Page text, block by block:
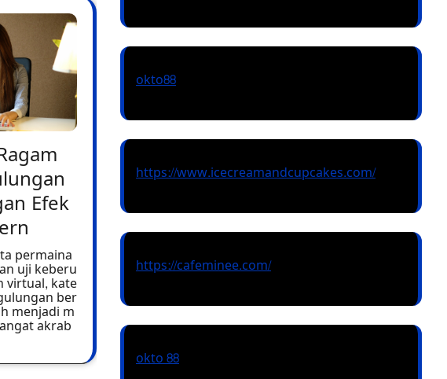
Efek
permaina
uji keberu
virtual, kate
ber
menjadi m
akrab
okto88
https://www.icecreamandcupcakes.com/
https://cafeminee.com/
okto 88